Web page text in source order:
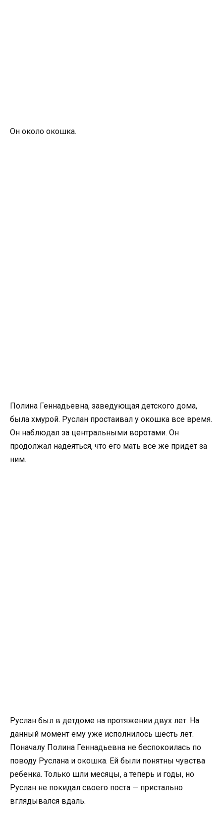
Он около окошка.
Полина Геннадьевна, заведующая детского дома,
была хмурой. Руслан простаивал у окошка все время.
Он наблюдал за центральными воротами. Он
продолжал надеяться, что его мать все же придет за
ним.
Руслан был в детдоме на протяжении двух лет. На
данный момент ему уже исполнилось шесть лет.
Поначалу Полина Геннадьевна не беспокоилась по
поводу Руслана и окошка. Ей были понятны чувства
ребенка. Только шли месяцы, а теперь и годы, но
Руслан не покидал своего поста — пристально
вглядывался вдаль.